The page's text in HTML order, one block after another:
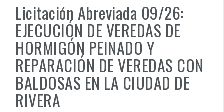
Licitación Abreviada 09/26:
EJECUCIÓN DE VEREDAS DE
HORMIGÓN PEINADO Y
REPARACIÓN DE VEREDAS CON
BALDOSAS EN LA CIUDAD DE
RIVERA